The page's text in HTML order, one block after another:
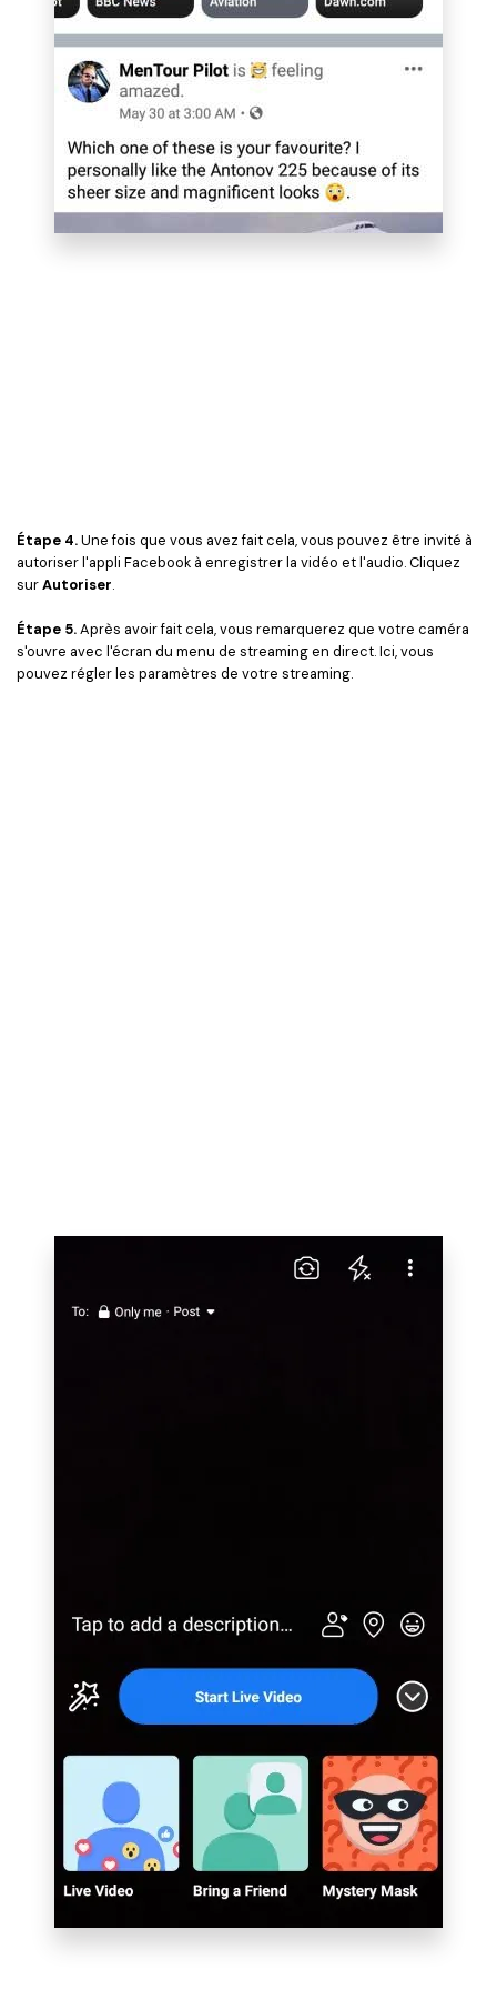
Étape 4.Une fois que vous avez fait cela, vous pouvez être invité à
autoriser l'appli Facebook à enregistrer la vidéo et l'audio. Cliquez
surAutoriser.
Étape 5.Après avoir fait cela, vous remarquerez que votre caméra
s'ouvre avec l'écran du menu de streaming en direct. Ici, vous
pouvez régler les paramètres de votre streaming.